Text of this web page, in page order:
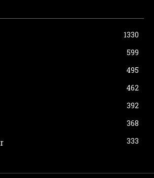
1330
599
495
462
392
368
333